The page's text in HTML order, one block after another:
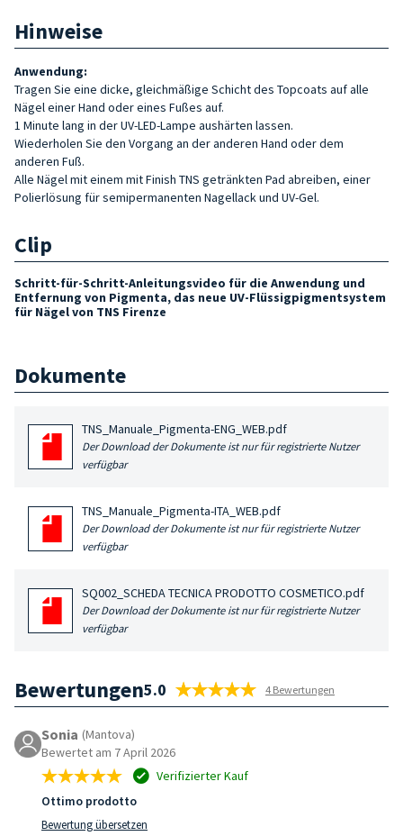
Hinweise
Anwendung:
Tragen Sie eine dicke, gleichmäßige Schicht des Topcoats auf alle
Nägel einer Hand oder eines Fußes auf.
1 Minute lang in der UV-LED-Lampe aushärten lassen.
Wiederholen Sie den Vorgang an der anderen Hand oder dem
anderen Fuß.
Alle Nägel mit einem mit Finish TNS getränkten Pad abreiben, einer
Polierlösung für semipermanenten Nagellack und UV-Gel.
Clip
Schritt-für-Schritt-Anleitungsvideo für die Anwendung und
Entfernung von Pigmenta, das neue UV-Flüssigpigmentsystem
für Nägel von TNS Firenze
Dokumente
TNS_Manuale_Pigmenta-ENG_WEB.pdf
Der Download der Dokumente ist nur für registrierte Nutzer
verfügbar
TNS_Manuale_Pigmenta-ITA_WEB.pdf
Der Download der Dokumente ist nur für registrierte Nutzer
verfügbar
SQ002_SCHEDA TECNICA PRODOTTO COSMETICO.pdf
Der Download der Dokumente ist nur für registrierte Nutzer
verfügbar
Bewertungen5.0 4 Bewertungen
Sonia (Mantova)
Bewertet am 7 April 2026
Verifizierter Kauf
Ottimo prodotto
Bewertung übersetzen